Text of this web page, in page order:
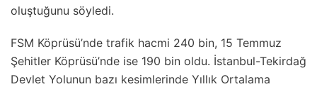
oluştuğunu söyledi.
FSM Köprüsü’nde trafik hacmi 240 bin, 15 Temmuz
Şehitler Köprüsü’nde ise 190 bin oldu. İstanbul-Tekirdağ
Devlet Yolunun bazı kesimlerinde Yıllık Ortalama